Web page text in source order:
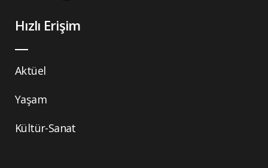
Hızlı Erişim
Aktüel
Yaşam
Kültür-Sanat